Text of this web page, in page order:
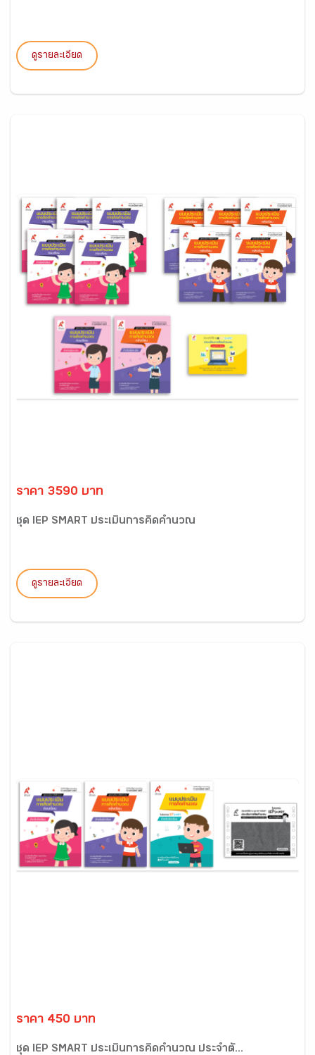
ดูรายละเอียด
ราคา 3590 บาท
ชุด IEP SMART ประเมินการคิดคำนวณ
ดูรายละเอียด
ราคา 450 บาท
ชุด IEP SMART ประเมินการคิดคำนวณ ประจำตั...